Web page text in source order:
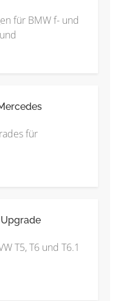
für BMW f- und
für
T5, T6 und T6.1